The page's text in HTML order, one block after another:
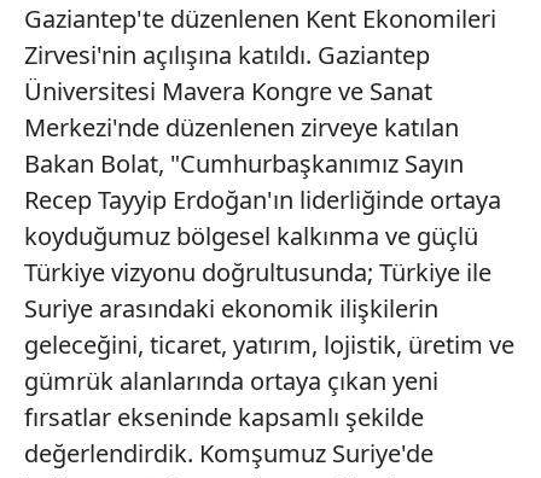
Gaziantep'te düzenlenen Kent Ekonomileri
Zirvesi'nin açılışına katıldı. Gaziantep
Üniversitesi Mavera Kongre ve Sanat
Merkezi'nde düzenlenen zirveye katılan
Bakan Bolat, "Cumhurbaşkanımız Sayın
Recep Tayyip Erdoğan'ın liderliğinde ortaya
koyduğumuz bölgesel kalkınma ve güçlü
Türkiye vizyonu doğrultusunda; Türkiye ile
Suriye arasındaki ekonomik ilişkilerin
geleceğini, ticaret, yatırım, lojistik, üretim ve
gümrük alanlarında ortaya çıkan yeni
fırsatlar ekseninde kapsamlı şekilde
değerlendirdik. Komşumuz Suriye'de